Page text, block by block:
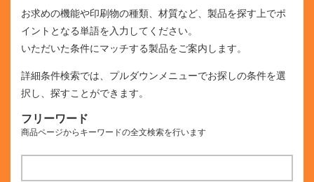
お求めの機能や印刷物の種類、材質など、製品を探す上でポ
イントとなる単語を入力してください。
いただいた条件にマッチする製品をご案内します。
詳細条件検索では、プルダウンメニューでお探しの条件を選
択し、探すことができます。
フリーワード
商品ページからキーワードの全文検索を行います